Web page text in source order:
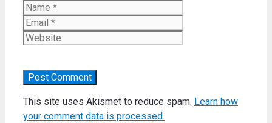
Name
This site uses Akismet to reduce spam. Learn how
your comment data is processed.